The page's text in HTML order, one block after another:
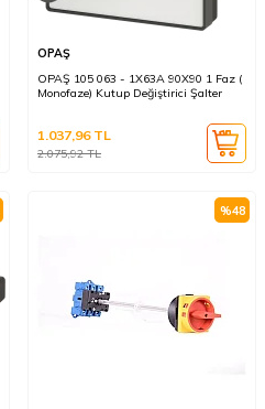
OPAŞ
OPAŞ 105 063 - 1X63A 90X90 1 Faz (
Monofaze) Kutup Değiştirici Şalter
2.075,92TL
1.037,96TL
%48